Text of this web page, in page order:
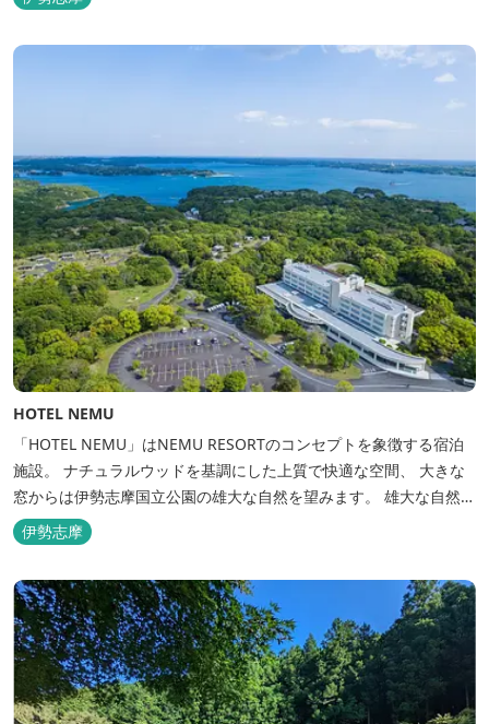
HOTEL NEMU
「HOTEL NEMU」はNEMU RESORTのコンセプトを象徴する宿泊
施設。 ナチュラルウッドを基調にした上質で快適な空間、 大きな
窓からは伊勢志摩国立公園の雄大な自然を望みます。 雄大な自然を
肌で感じるアクティビティや、食材にこだわった旬のお料理、この
地に湧き出る温泉… ここでしかできない「伊勢志摩の恵みあふれ
伊勢志摩